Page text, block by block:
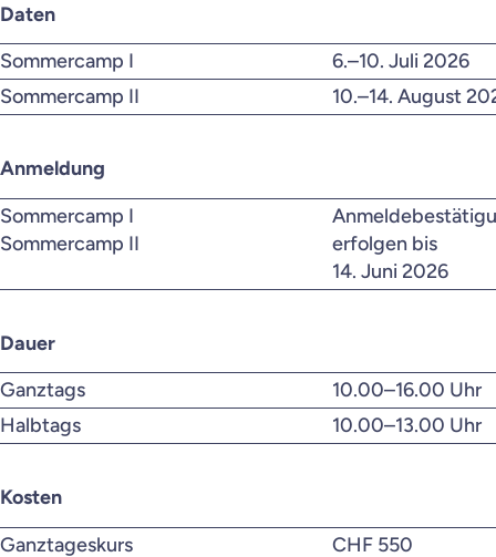
Daten
Sommercamp I
6.–10. Juli 2026
Sommercamp II
10.–14. August
Anmeldung
Sommercamp I
Sommercamp II
erfolgen bis
14. Juni 2026
Dauer
Ganztags
10.00–16.00 Uhr
Halbtags
10.00–13.00 Uhr
Kosten
Ganztageskurs
CHF 550